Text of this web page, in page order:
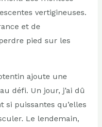
vertigineuses.
et de
pied sur les
ajoute une
défi. Un jour, j’ai dû
si puissantes qu’elles
Le lendemain,